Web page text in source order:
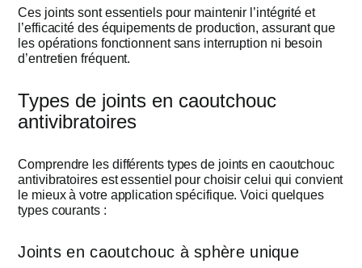
Ces joints sont essentiels pour maintenir l’intégrité et
l’efficacité des équipements de production, assurant que
les opérations fonctionnent sans interruption ni besoin
d’entretien fréquent.
Types de joints en caoutchouc
antivibratoires
Comprendre les différents types de joints en caoutchouc
antivibratoires est essentiel pour choisir celui qui convient
le mieux à votre application spécifique. Voici quelques
types courants :
Joints en caoutchouc à sphère unique